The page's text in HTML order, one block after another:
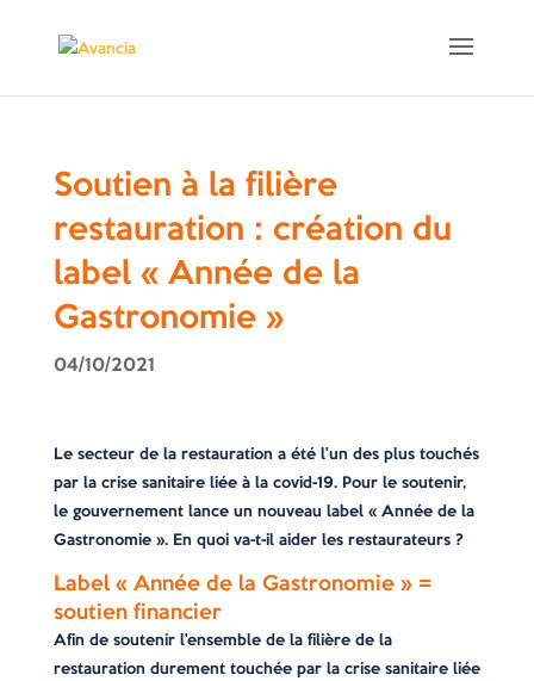
Soutien à la filière
restauration : création du
label « Année de la
Gastronomie »
04/10/2021
Le secteur de la restauration a été l’un des plus touchés
par la crise sanitaire liée à la covid-19. Pour le soutenir,
le gouvernement lance un nouveau label « Année de la
Gastronomie ». En quoi va-t-il aider les restaurateurs ?
Label « Année de la Gastronomie » =
soutien financier
Afin de soutenir l’ensemble de la filière de la
restauration durement touchée par la crise sanitaire liée